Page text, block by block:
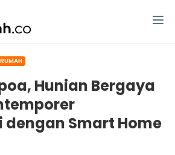
Hunian Bergaya
Smart Home